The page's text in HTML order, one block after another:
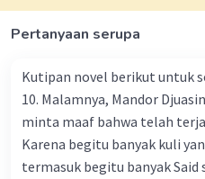
Beri Rating
Pertanyaan serupa
Kutipan novel berikut untuk
10. Malamnya, Mandor
minta maaf bahwa telah
Karena begitu banyak kuli
termasuk begitu banyak Said